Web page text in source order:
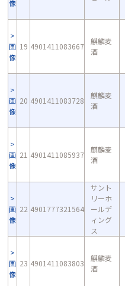
像
画
像
19 4901411083667
麒麟麦
酒
画
像
20 4901411083728
麒麟麦
酒
画
像
21 4901411085937
麒麟麦
酒
画
像
22 4901777321564
サント
リーホ
ールデ
ィング
ス
画
像
23 4901411083803
麒麟麦
酒